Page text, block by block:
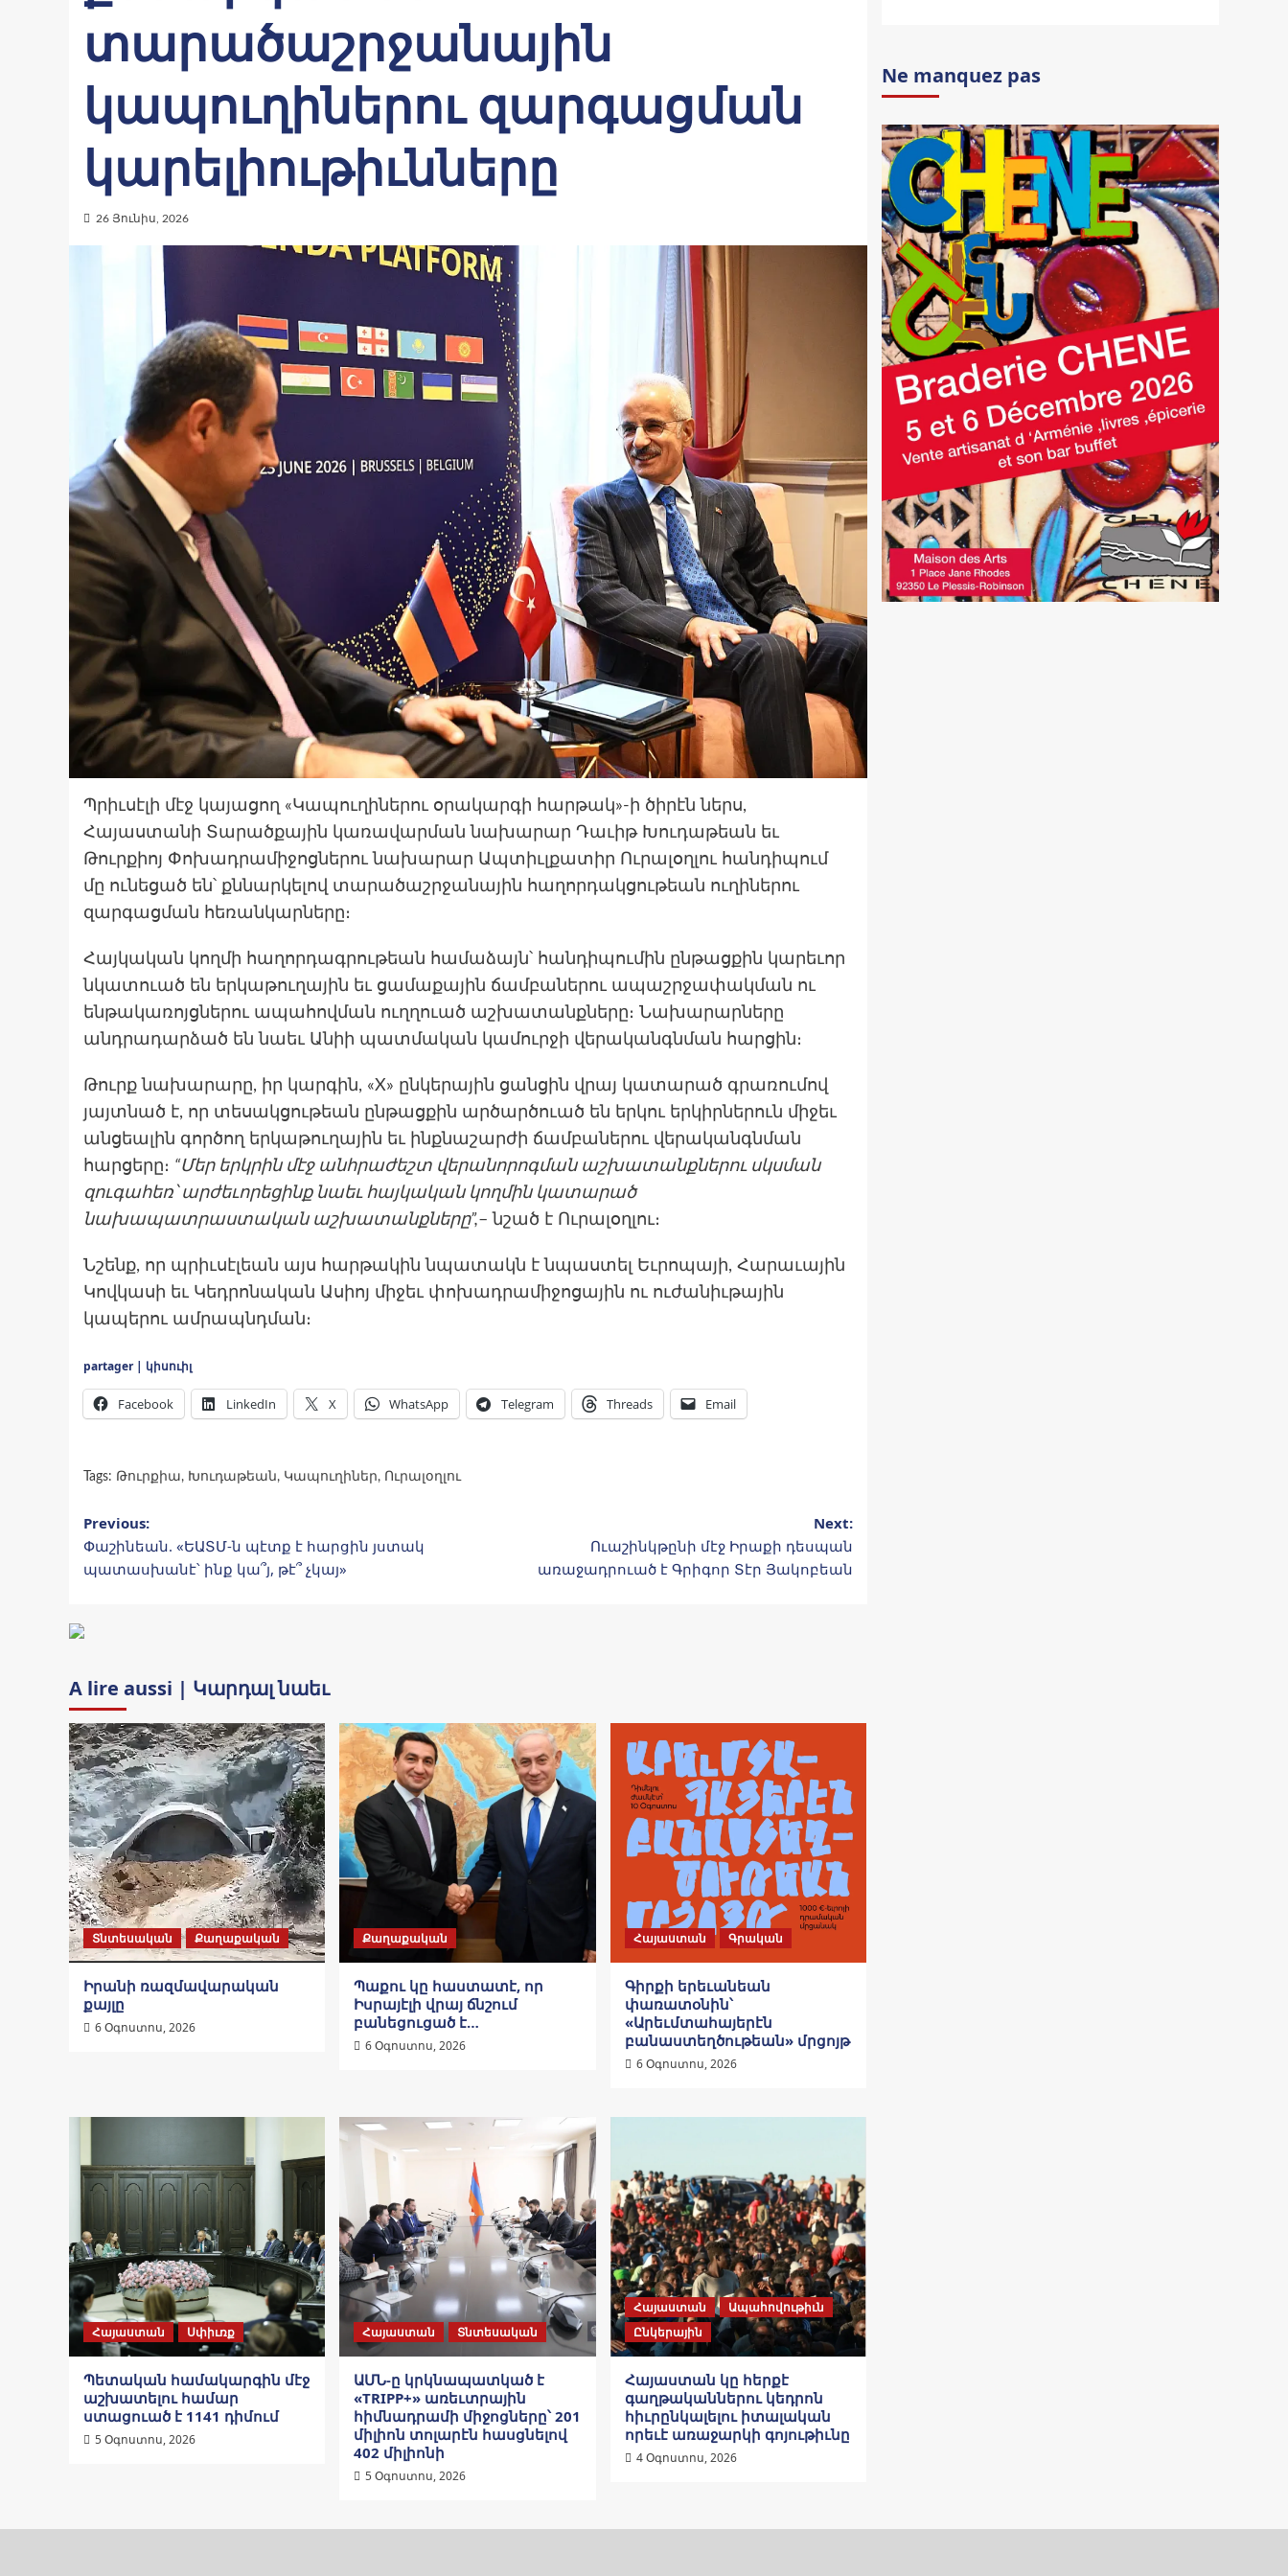
տարածաշրջանային
կապուղիներու զարգացման
կարելիութիւնները
26 Յունիս, 2026
Պրիւսէլի մէջ կայացող «Կապուղիներու օրակարգի հարթակ»-ի ծիրէն ներս,
Հայաստանի Տարածքային կառավարման նախարար Դաւիթ Խուդաթեան եւ
Թուրքիոյ Փոխադրամիջոցներու նախարար Ապտիւլքատիր Ուրալօղլու հանդիպում
մը ունեցած են՝ քննարկելով տարածաշրջանային հաղորդակցութեան ուղիներու
զարգացման հեռանկարները։
Հայկական կողմի հաղորդագրութեան համաձայն՝ հանդիպումին ընթացքին կարեւոր
նկատուած են երկաթուղային եւ ցամաքային ճամբաներու ապաշրջափակման ու
ենթակառոյցներու ապահովման ուղղուած աշխատանքները։ Նախարարները
անդրադարձած են նաեւ Անիի պատմական կամուրջի վերականգնման հարցին։
Թուրք նախարարը, իր կարգին, «X» ընկերային ցանցին վրայ կատարած գրառումով
յայտնած է, որ տեսակցութեան ընթացքին արծարծուած են երկու երկիրներուն միջեւ
անցեալին գործող երկաթուղային եւ ինքնաշարժի ճամբաներու վերականգնման
հարցերը։ “Մեր երկրին մէջ անհրաժեշտ վերանորոգման աշխատանքներու սկսման
զուգահեռ՝ արժեւորեցինք նաեւ հայկական կողմին կատարած
նախապատրաստական աշխատանքները”,– նշած է Ուրալօղլու։
Նշենք, որ պրիւսէլեան այս հարթակին նպատակն է նպաստել Եւրոպայի, Հարաւային
Կովկասի եւ Կեդրոնական Ասիոյ միջեւ փոխադրամիջոցային ու ուժանիւթային
կապերու ամրապնդման։
partager | կիսուիլ
Facebook LinkedIn X WhatsApp Telegram Threads Email
Tags: Թուրքիա, Խուդաթեան, Կապուղիներ, Ուրալօղլու
Post
navigation
Previous:
Փաշինեան. «ԵԱՏՄ-ն պէտք է հարցին յստակ
պատասխանէ՝ ինք կա՞յ, թէ՞ չկայ»
Next:
Ուաշինկթընի մէջ Իրաքի դեսպան
առաջադրուած է Գրիգոր Տէր Յակոբեան
A lire aussi | Կարդալ նաեւ
Տնտեսական Քաղաքական
Իրանի ռազմավարական
քայլը
6 Օգոստոս, 2026
Քաղաքական
Պաքու կը հաստատէ, որ
Իսրայէլի վրայ ճնշում
բանեցուցած է…
6 Օգոստոս, 2026
Հայաստան Գրական
Գիրքի երեւանեան
փառատօնին՝
«Արեւմտահայերէն
բանաստեղծութեան» մրցոյթ
6 Օգոստոս, 2026
Հայաստան Սփիւռք
Պետական համակարգին մէջ
աշխատելու համար
ստացուած է 1141 դիմում
5 Օգոստոս, 2026
Հայաստան Տնտեսական
ԱՄՆ-ը կրկնապատկած է
«TRIPP+» առեւտրային
հիմնադրամի միջոցները՝ 201
միլիոն տոլարէն հասցնելով
402 միլիոնի
5 Օգոստոս, 2026
Հայաստան
Ապահովութիւն
Ընկերային
Հայաստան կը հերքէ
գաղթականներու կեդրոն
հիւրընկալելու իտալական
որեւէ առաջարկի գոյութիւնը
4 Օգոստոս, 2026
Ne manquez pas